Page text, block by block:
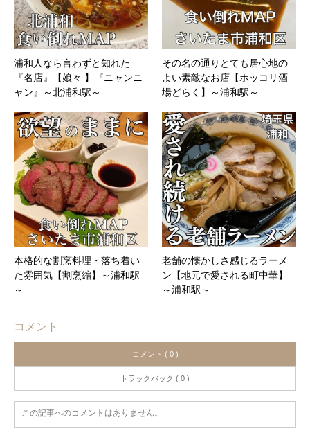
浦和人なら言わずと知れた
『名店』【娘々 】『ニャンニ
ャン』～北浦和駅～
その名の通りとても居心地の
よい素敵なお店【ホッコリ酒
場どらく】～浦和駅～
本格的な割烹料理・落ち着い
た雰囲気【割烹縮】～浦和駅
～
老舗の懐かしさ感じるラーメ
ン【地元で愛される町中華】
～浦和駅～
コメント
コメント ( 0 )
トラックバック ( 0 )
この記事へのコメントはありません。